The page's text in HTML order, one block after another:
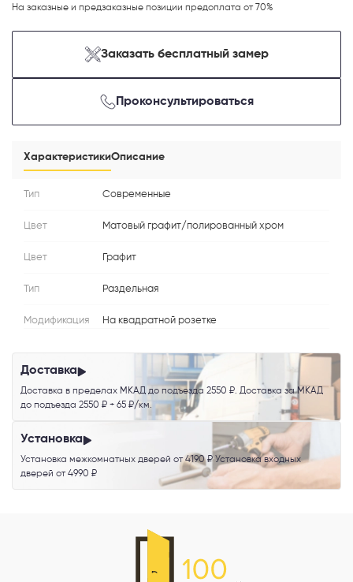
На заказные и предзаказные позиции предоплата от 70%
Заказать бесплатный замер
Проконсультироваться
ХарактеристикиОписание
Тип Современные
Цвет Матовый графит/полированный хром
Цвет Графит
Тип Раздельная
Модификация На квадратной розетке
Доставка
Доставка в пределах МКАД до подъезда 2550 ₽. Доставка за МКАД
до подъезда 2550 ₽ + 65 ₽/км.
Установка
Установка межкомнатных дверей от 4190 ₽ Установка входных
дверей от 4990 ₽
MAX
Я согласен с Политикой конфиденциальности
обработку персональных данных.